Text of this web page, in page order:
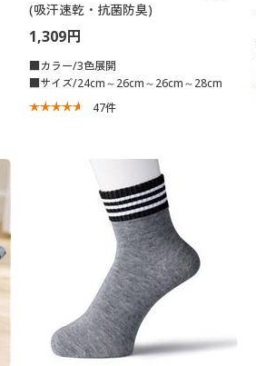
(吸汗速乾・抗菌防臭)
1,309円
■カラー/3色展開
■サイズ/24cm～26cm～26cm～28cm
47件